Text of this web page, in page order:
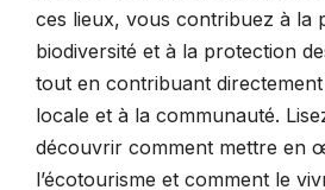
ces lieux, vous contribuez à la
biodiversité et à la protection
tout en contribuant directement
locale et à la communauté.
découvrir comment mettre en
l’écotourisme et comment le